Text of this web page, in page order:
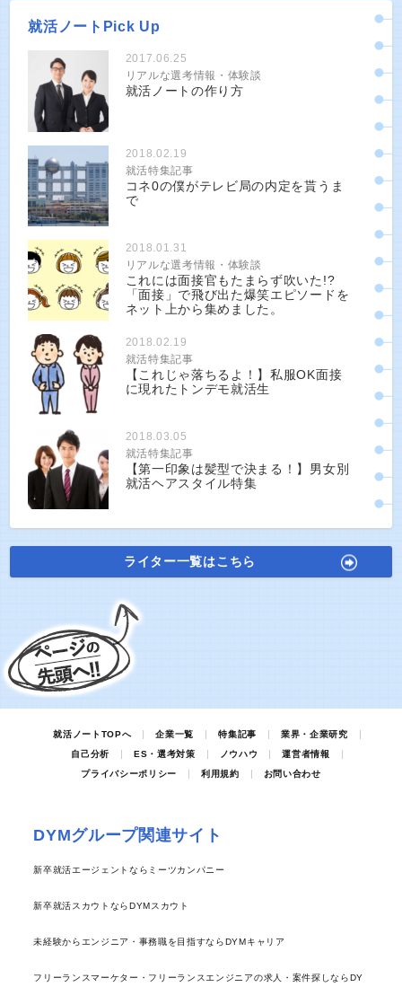
就活ノートPick Up
2017.06.25
リアルな選考情報・体験談
就活ノートの作り方
2018.02.19
就活特集記事
コネ0の僕がテレビ局の内定を貰うま
で
2018.01.31
リアルな選考情報・体験談
これには面接官もたまらず吹いた!?
「面接」で飛び出た爆笑エピソードを
ネット上から集めました。
2018.02.19
就活特集記事
【これじゃ落ちるよ！】私服OK面接
に現れたトンデモ就活生
2018.03.05
就活特集記事
【第一印象は髪型で決まる！】男女別
就活ヘアスタイル特集
ライター一覧はこちら
就活ノートTOPへ 企業一覧 特集記事
業界・企業研究
自己分析
ES・選考対策 ノウハウ
運営者情報
プライバシーポリシー
利用規約 お問い合わせ
DYMグループ関連サイト
新卒就活エージェントならミーツカンパニー
新卒就活スカウトならDYMスカウト
未経験からエンジニア・事務職を目指すならDYMキャリア
フリーランスマーケター・フリーランスエンジニアの求人・案件探しならDY